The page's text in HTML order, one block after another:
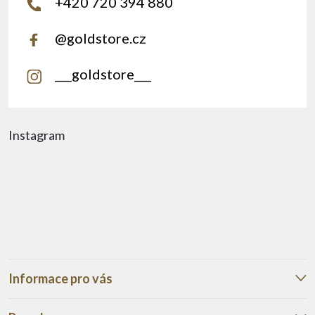
Instagram
Informace pro vás
@goldstore.cz
___goldstore___